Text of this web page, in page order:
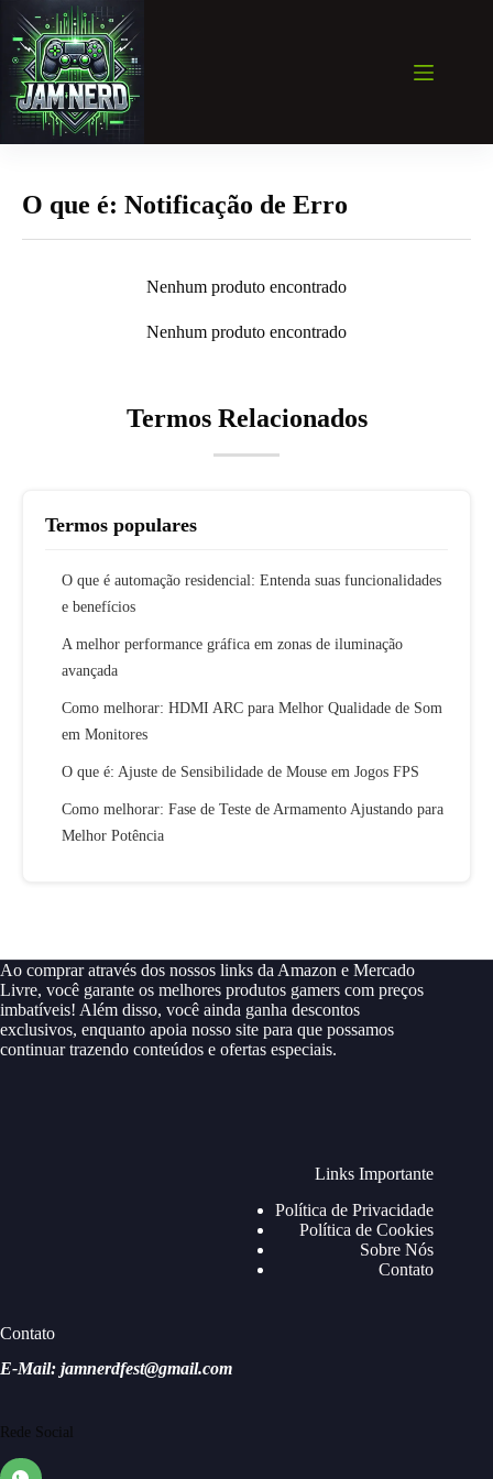
para
conteúdo
O que é: Notificação de Erro
Nenhum produto encontrado
Nenhum produto encontrado
Termos Relacionados
Termos populares
O que é automação residencial: Entenda suas funcionalidades
e benefícios
A melhor performance gráfica em zonas de iluminação
avançada
Como melhorar: HDMI ARC para Melhor Qualidade de Som
em Monitores
O que é: Ajuste de Sensibilidade de Mouse em Jogos FPS
Como melhorar: Fase de Teste de Armamento Ajustando para
Melhor Potência
Ao comprar através dos nossos links da Amazon e Mercado
Livre, você garante os melhores produtos gamers com preços
imbatíveis! Além disso, você ainda ganha descontos
exclusivos, enquanto apoia nosso site para que possamos
continuar trazendo conteúdos e ofertas especiais.
Links Importante
Política de Privacidade
Política de Cookies
Sobre Nós
Contato
Contato
E-Mail: jamnerdfest@gmail.com
Rede Social